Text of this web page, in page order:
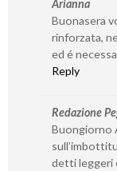
Arianna
Buonasera
rinforzata,
ed é
Reply
Redazione
Buongiorno
detti leggeri